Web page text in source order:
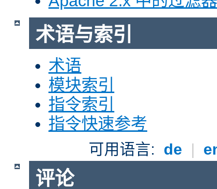
术语与索引
术语
模块索引
指令索引
指令快速参考
可用语言: de |
评论